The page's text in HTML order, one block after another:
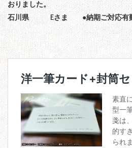
おりました。
石川県 Eさま ●納期ご対応有難